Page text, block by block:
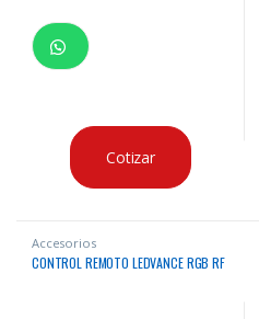
Cotizar
Accesorios
CONTROL REMOTO LEDVANCE RGB RF